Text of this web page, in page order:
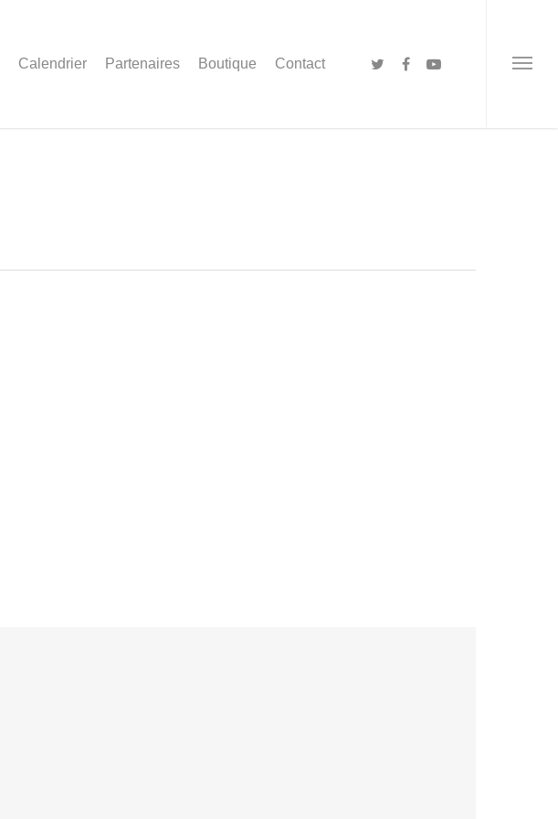
Calendrier Partenaires Boutique Contact